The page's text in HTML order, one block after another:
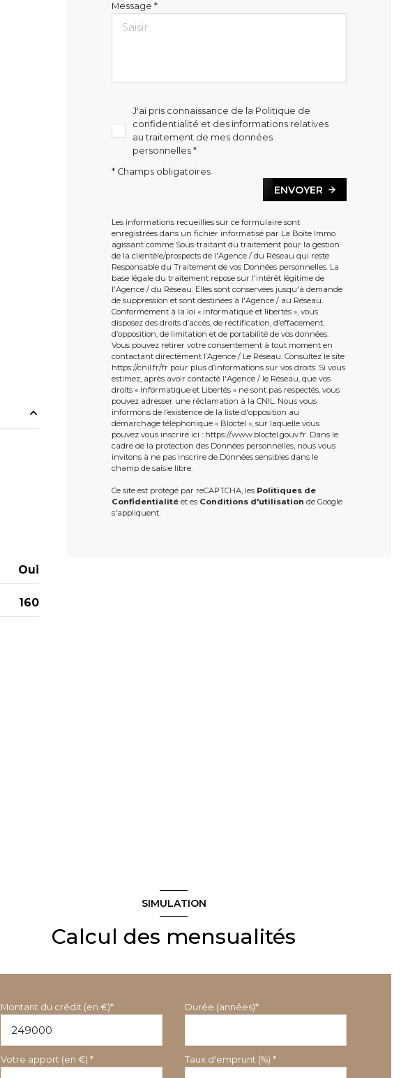
7.16 m²
Oui
160
Message *
J'ai pris connaissance de la Politique de
confidentialité et des informations relatives
au traitement de mes données
personnelles *
* Champs obligatoires
ENVOYER
Les informations recueillies sur ce formulaire sont
enregistrées dans un fichier informatisé par La Boite Immo
agissant comme Sous-traitant du traitement pour la gestion
de la clientèle/prospects de l'Agence / du Réseau qui reste
Responsable du Traitement de vos Données personnelles. La
base légale du traitement repose sur l'intérêt légitime de
l'Agence / du Réseau. Elles sont conservées jusqu'à demande
de suppression et sont destinées à l'Agence / au Réseau.
Conformément à la loi « informatique et libertés », vous
disposez des droits d’accès, de rectification, d’effacement,
d’opposition, de limitation et de portabilité de vos données.
Vous pouvez retirer votre consentement à tout moment en
contactant directement l’Agence / Le Réseau. Consultez le site
https://cnil.fr/fr pour plus d’informations sur vos droits. Si vous
estimez, après avoir contacté l'Agence / le Réseau, que vos
droits « Informatique et Libertés » ne sont pas respectés, vous
pouvez adresser une réclamation à la CNIL. Nous vous
informons de l’existence de la liste d'opposition au
démarchage téléphonique « Bloctel », sur laquelle vous
pouvez vous inscrire ici : https://www.bloctel.gouv.fr. Dans le
cadre de la protection des Données personnelles, nous vous
invitons à ne pas inscrire de Données sensibles dans le
champ de saisie libre.
Ce site est protégé par reCAPTCHA, les Politiques de
Confidentialitéet es Conditions d'utilisation de Google
s'appliquent.
SIMULATION
Calcul des mensualités
Montant du crédit (en €)* Durée (années)*
Votre apport (en €) * Taux d'emprunt (%) *